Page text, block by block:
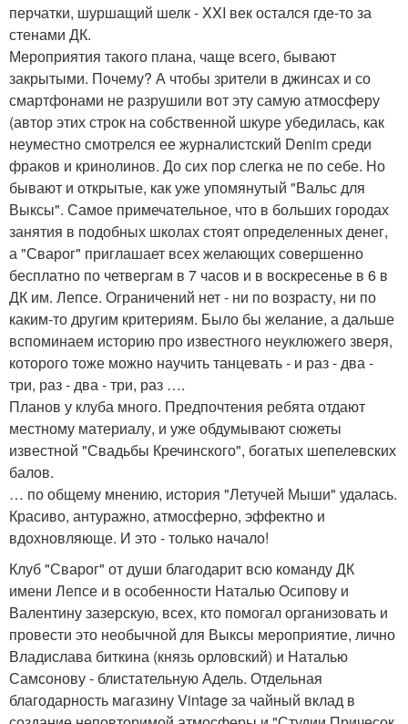
перчатки, шуршащий шелк - XXI век остался где-то за
стенами ДК.
Мероприятия такого плана, чаще всего, бывают
закрытыми. Почему? А чтобы зрители в джинсах и со
смартфонами не разрушили вот эту самую атмосферу
(автор этих строк на собственной шкуре убедилась, как
неуместно смотрелся ее журналистский Denim среди
фраков и кринолинов. До сих пор слегка не по себе. Но
бывают и открытые, как уже упомянутый "Вальс для
Выксы". Самое примечательное, что в больших городах
занятия в подобных школах стоят определенных денег,
а "Сварог" приглашает всех желающих совершенно
бесплатно по четвергам в 7 часов и в воскресенье в 6 в
ДК им. Лепсе. Ограничений нет - ни по возрасту, ни по
каким-то другим критериям. Было бы желание, а дальше
вспоминаем историю про известного неуклюжего зверя,
которого тоже можно научить танцевать - и раз - два -
три, раз - два - три, раз ….
Планов у клуба много. Предпочтения ребята отдают
местному материалу, и уже обдумывают сюжеты
известной "Свадьбы Кречинского", богатых шепелевских
балов.
… по общему мнению, история "Летучей Мыши" удалась.
Красиво, антуражно, атмосферно, эффектно и
вдохновляюще. И это - только начало!
Клуб "Сварог" от души благодарит всю команду ДК
имени Лепсе и в особенности Наталью Осипову и
Валентину зазерскую, всех, кто помогал организовать и
провести это необычной для Выксы мероприятие, лично
Владислава биткина (князь орловский) и Наталью
Самсонову - блистательную Адель. Отдельная
благодарность магазину Vintage за чайный вклад в